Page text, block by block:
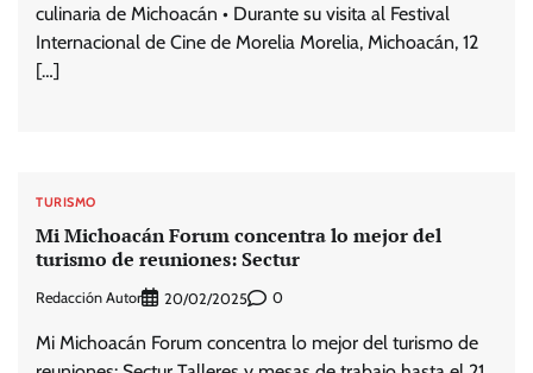
culinaria de Michoacán • Durante su visita al Festival
Internacional de Cine de Morelia Morelia, Michoacán, 12
[…]
TURISMO
Mi Michoacán Forum concentra lo mejor del
turismo de reuniones: Sectur
Redacción Autor 20/02/2025 0
Mi Michoacán Forum concentra lo mejor del turismo de